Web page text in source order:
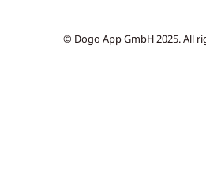
© Dogo App GmbH 2025. All